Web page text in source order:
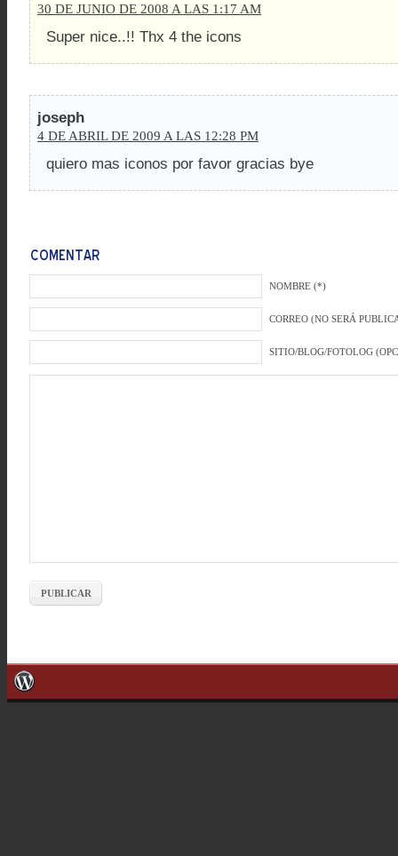
30 DE JUNIO DE 2008 A LAS 1:17 AM
Super nice..!! Thx 4 the icons
joseph
4 DE ABRIL DE 2009 A LAS 12:28 PM
quiero mas iconos por favor gracias bye
NOMBRE (*)
CORREO (NO SERÁ
SITIO/BLOG/FOTOLOG